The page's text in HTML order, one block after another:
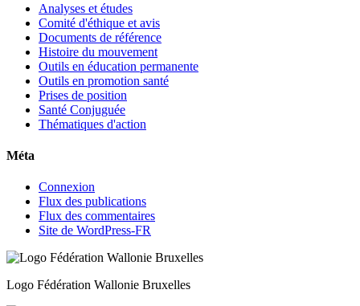
Analyses et études
Comité d'éthique et avis
Documents de référence
Histoire du mouvement
Outils en éducation permanente
Outils en promotion santé
Prises de position
Santé Conjuguée
Thématiques d'action
Méta
Connexion
Flux des publications
Flux des commentaires
Site de WordPress-FR
Logo Fédération Wallonie Bruxelles